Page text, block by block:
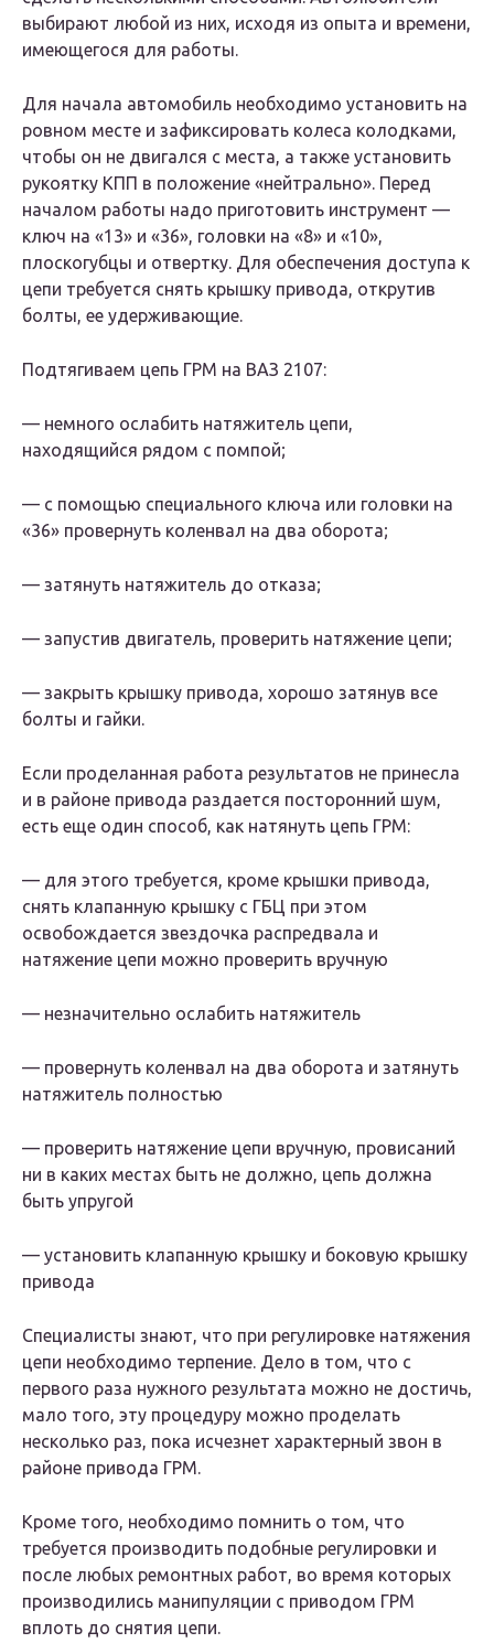
выбирают любой из них, исходя из опыта и времени,
имеющегося для работы.
Для начала автомобиль необходимо установить на
ровном месте и зафиксировать колеса колодками,
чтобы он не двигался с места, а также установить
рукоятку КПП в положение «нейтрально». Перед
началом работы надо приготовить инструмент —
ключ на «13» и «36», головки на «8» и «10»,
плоскогубцы и отвертку. Для обеспечения доступа к
цепи требуется снять крышку привода, открутив
болты, ее удерживающие.
Подтягиваем цепь ГРМ на ВАЗ 2107:
— немного ослабить натяжитель цепи,
находящийся рядом с помпой;
— с помощью специального ключа или головки на
«36» провернуть коленвал на два оборота;
— затянуть натяжитель до отказа;
— запустив двигатель, проверить натяжение цепи;
— закрыть крышку привода, хорошо затянув все
болты и гайки.
Если проделанная работа результатов не принесла
и в районе привода раздается посторонний шум,
есть еще один способ, как натянуть цепь ГРМ:
— для этого требуется, кроме крышки привода,
снять клапанную крышку с ГБЦ при этом
освобождается звездочка распредвала и
натяжение цепи можно проверить вручную
— незначительно ослабить натяжитель
— провернуть коленвал на два оборота и затянуть
натяжитель полностью
— проверить натяжение цепи вручную, провисаний
ни в каких местах быть не должно, цепь должна
быть упругой
— установить клапанную крышку и боковую крышку
привода
Специалисты знают, что при регулировке натяжения
цепи необходимо терпение. Дело в том, что с
первого раза нужного результата можно не достичь,
мало того, эту процедуру можно проделать
несколько раз, пока исчезнет характерный звон в
районе привода ГРМ.
Кроме того, необходимо помнить о том, что
требуется производить подобные регулировки и
после любых ремонтных работ, во время которых
производились манипуляции с приводом ГРМ
вплоть до снятия цепи.